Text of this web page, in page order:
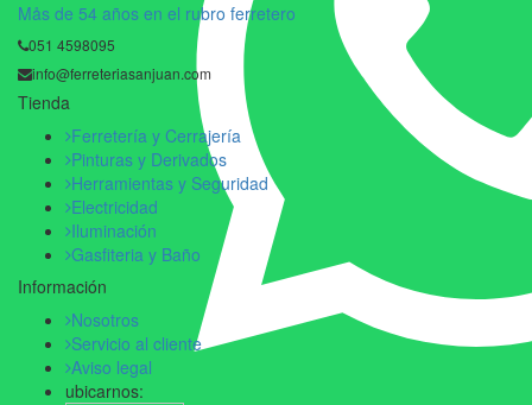
Mås de 54 años en el rubro ferretero
051 4598095
info@ferreteriasanjuan.com
Tienda
Ferretería y Cerrajería
Pinturas y Derivados
Herramientas y Seguridad
Electricidad
Iluminación
Gasfiteria y Baño
Información
Nosotros
Servicio al cliente
Aviso legal
ubicarnos: